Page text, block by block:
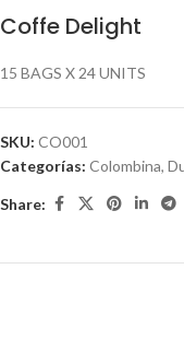
Coffe Delight
15 BAGS X 24 UNITS
SKU: CO001
Categorías: Colombina,
Share: